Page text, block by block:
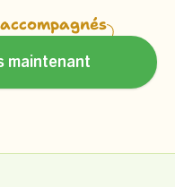
maintenant